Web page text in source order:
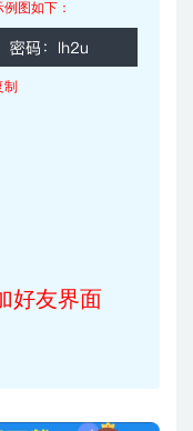
图如下：
好友界面